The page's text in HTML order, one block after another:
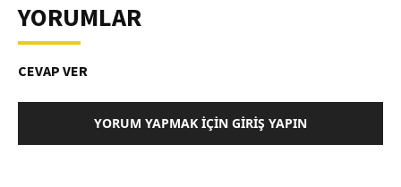
YORUMLAR
CEVAP VER
YORUM YAPMAK İÇIN GIRIŞ YAPIN